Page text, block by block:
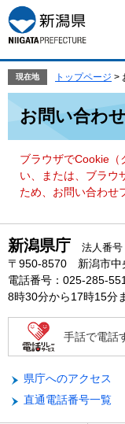
ー
ジ
の
頭
す。
ニ
ュ
ー
飛
て
現在地 トップページ >
お問い合わせ
ブラウザでCookie（
い、または、ブラウ
ため、お問い合わせ
新潟県庁 法人番号
〒950-8570 新潟市中
電話番号：025-285-
8時30分から17時15分
手話で電話
県庁へのアクセス
直通電話番号一覧